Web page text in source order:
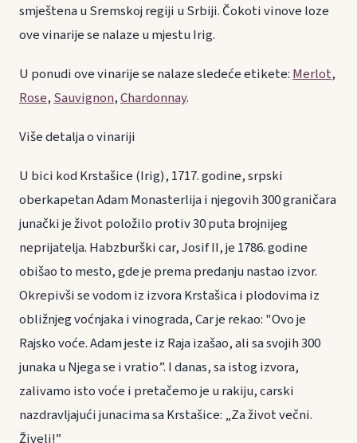
smještena u Sremskoj regiji u Srbiji. Čokoti vinove loze
ove vinarije se nalaze u mjestu Irig.
U ponudi ove vinarije se nalaze sledeće etikete:Merlot,
Rose,Sauvignon,Chardonnay.
Više detalja o vinariji
U bici kod Krstašice (Irig), 1717. godine, srpski
oberkapetan Adam Monasterlija i njegovih 300 graničara
junački je život položilo protiv 30 puta brojnijeg
neprijatelja. Habzburški car, Josif II, je 1786. godine
obišao to mesto, gde je prema predanju nastao izvor.
Okrepivši se vodom iz izvora Krstašica i plodovima iz
obližnjeg voćnjaka i vinograda, Car je rekao: "Ovo je
Rajsko voće. Adam jeste iz Raja izašao, ali sa svojih 300
junaka u Njega se i vratio”. I danas, sa istog izvora,
zalivamo isto voće i pretačemo je u rakiju, carski
nazdravljajući junacima sa Krstašice: „Za život večni.